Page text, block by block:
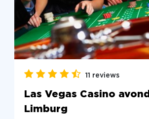
11 reviews
Las Vegas Casino
Limburg